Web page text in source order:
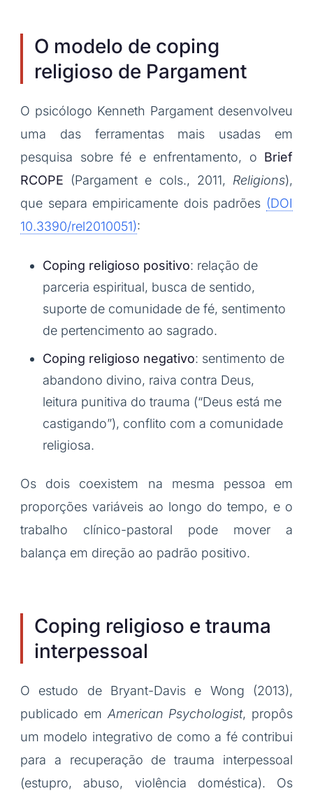
O modelo de coping
religioso de Pargament
O psicólogo Kenneth Pargament desenvolveu
uma das ferramentas mais usadas em
pesquisa sobre fé e enfrentamento, o Brief
RCOPE (Pargament e cols., 2011, Religions),
que separa empiricamente dois padrões (DOI
10.3390/rel2010051):
Coping religioso positivo: relação de
parceria espiritual, busca de sentido,
suporte de comunidade de fé, sentimento
de pertencimento ao sagrado.
Coping religioso negativo: sentimento de
abandono divino, raiva contra Deus,
leitura punitiva do trauma (“Deus está me
castigando”), conflito com a comunidade
religiosa.
Os dois coexistem na mesma pessoa em
proporções variáveis ao longo do tempo, e o
trabalho clínico-pastoral pode mover a
balança em direção ao padrão positivo.
Coping religioso e trauma
interpessoal
O estudo de Bryant-Davis e Wong (2013),
publicado em American Psychologist, propôs
um modelo integrativo de como a fé contribui
para a recuperação de trauma interpessoal
(estupro, abuso, violência doméstica). Os